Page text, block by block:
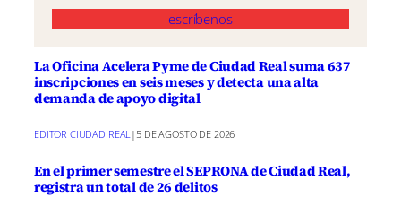
escríbenos
La Oficina Acelera Pyme de Ciudad Real suma 637
inscripciones en seis meses y detecta una alta
demanda de apoyo digital
EDITOR CIUDAD REAL|5 DE AGOSTO DE 2026
En el primer semestre el SEPRONA de Ciudad Real,
registra un total de 26 delitos